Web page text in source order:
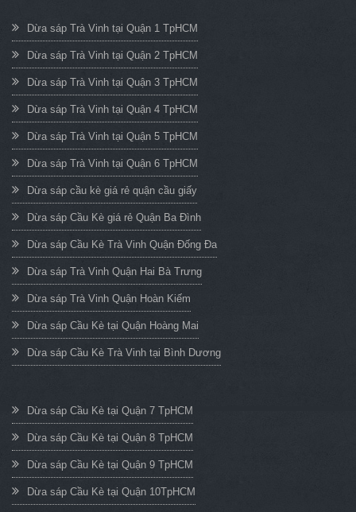
Dừa sáp Trà Vinh tại Quận 1 TpHCM
Dừa sáp Trà Vinh tại Quận 2 TpHCM
Dừa sáp Trà Vinh tại Quận 3 TpHCM
Dừa sáp Trà Vinh tại Quận 4 TpHCM
Dừa sáp Trà Vinh tại Quận 5 TpHCM
Dừa sáp Trà Vinh tại Quận 6 TpHCM
Dừa sáp cầu kè giá rẻ quận cầu giấy
Dừa sáp Cầu Kè giá rẻ Quận Ba Đình
Dừa sáp Cầu Kè Trà Vinh Quận Đống Đa
Dừa sáp Trà Vinh Quận Hai Bà Trưng
Dừa sáp Trà Vinh Quận Hoàn Kiếm
Dừa sáp Cầu Kè tại Quận Hoàng Mai
Dừa sáp Cầu Kè Trà Vinh tại Bình Dương
Dừa sáp Cầu Kè tại Quận 7 TpHCM
Dừa sáp Cầu Kè tại Quận 8 TpHCM
Dừa sáp Cầu Kè tại Quận 9 TpHCM
Dừa sáp Cầu Kè tại Quận 10TpHCM